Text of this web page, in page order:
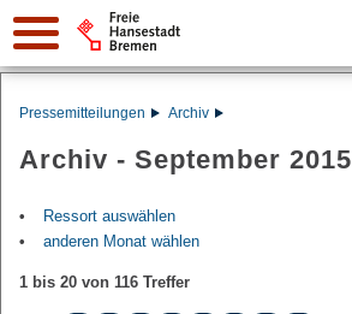
Suche:
Pressemitteilungen Archiv
Archiv - September 2015
Ressort auswählen
anderen Monat wählen
1 bis 20 von 116 Treffer